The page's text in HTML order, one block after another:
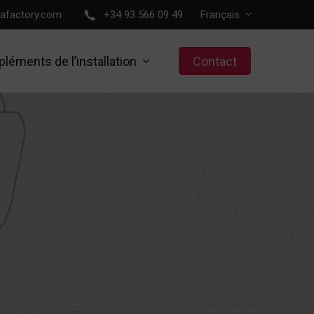
+34 93 566 09 49 Français
de l’installation Contact